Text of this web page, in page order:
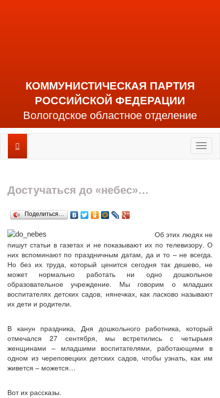
КОММУНИСТИЧЕСКАЯ ПАРТИЯ
РОССИЙСКОЙ ФЕДЕРАЦИИ
Вологодское областное отделение
Достучаться до «небес»…
Поделиться…
Об этих людях не
пишут статьи в газетах и не показывают их по телевизору. О
них вспоминают по праздничным датам, да и то – не всегда.
Но без их труда, который ценится сегодня так дешево, не
может нормально работать ни одно дошкольное
образовательное учреждение. Мы говорим о младших
воспитателях детских садов, нянечках, как ласково называют
их дети и родители.
В канун праздника, Дня дошкольного работника, который
отмечался 27 сентября, мы встретились с четырьмя
женщинами – младшими воспитателями, работающими в
одном из череповецких детских садов, чтобы узнать, как им
живется – можется…
Вот их рассказы.